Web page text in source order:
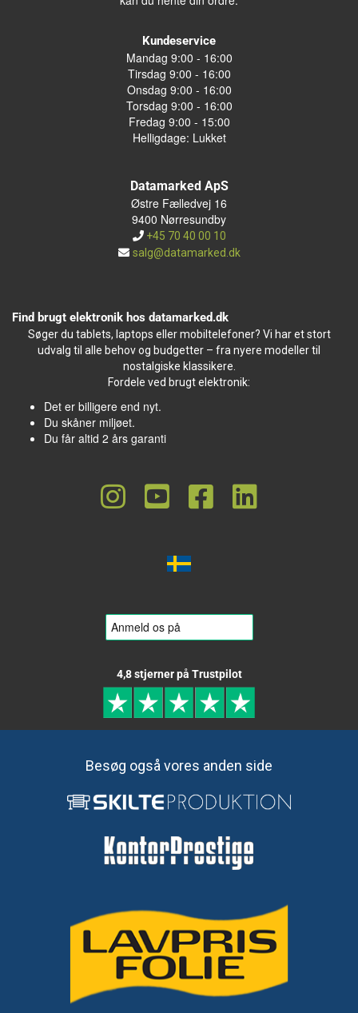
Kundeservice
Mandag 9:00 - 16:00
Tirsdag 9:00 - 16:00
Onsdag 9:00 - 16:00
Torsdag 9:00 - 16:00
Fredag 9:00 - 15:00
Helligdage: Lukket
Datamarked ApS
Østre Fælledvej 16
9400 Nørresundby
+45 70 40 00 10
salg@datamarked.dk
Find brugt elektronik hos datamarked.dk
Søger du tablets, laptops eller mobiltelefoner? Vi har et stort
udvalg til alle behov og budgetter – fra nyere modeller til
nostalgiske klassikere.
Fordele ved brugt elektronik:
Det er billigere end nyt.
Du skåner miljøet.
Du får altid 2 års garanti
4,8 stjerner på Trustpilot
Besøg også vores anden side